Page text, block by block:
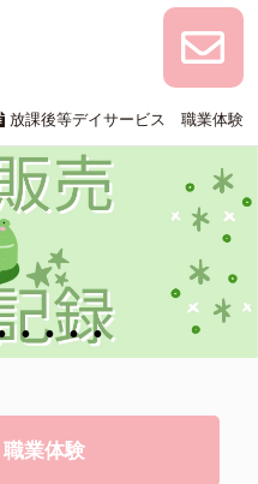
放課後等デイサービス 職業体験
業体験